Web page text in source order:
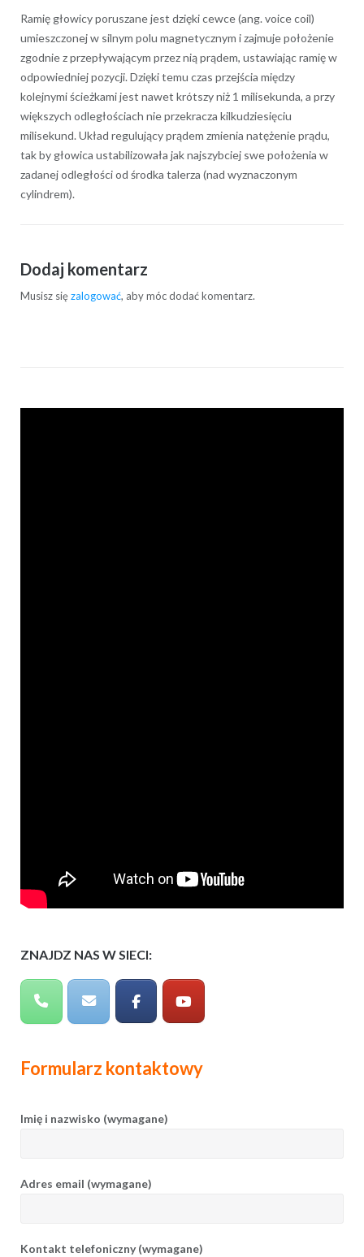
Ramię głowicy poruszane jest dzięki cewce (ang. voice coil)
umieszczonej w silnym polu magnetycznym i zajmuje położenie
zgodnie z przepływającym przez nią prądem, ustawiając ramię w
odpowiedniej pozycji. Dzięki temu czas przejścia między
kolejnymi ścieżkami jest nawet krótszy niż 1 milisekunda, a przy
większych odległościach nie przekracza kilkudziesięciu
milisekund. Układ regulujący prądem zmienia natężenie prądu,
tak by głowica ustabilizowała jak najszybciej swe położenia w
zadanej odległości od środka talerza (nad wyznaczonym
cylindrem).
Dodaj komentarz
Musisz sięzalogować, aby móc dodać komentarz.
ZNAJDZ NAS W SIECI:
Formularz kontaktowy
Imię i nazwisko (wymagane)
Adres email (wymagane)
Kontakt telefoniczny (wymagane)